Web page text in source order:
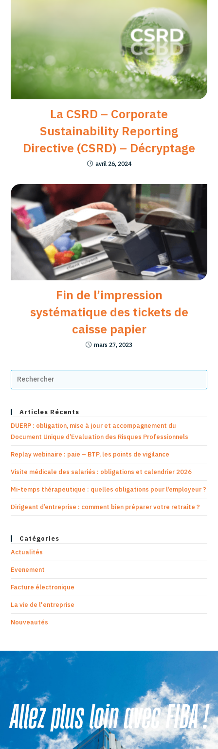
La CSRD – Corporate
Sustainability Reporting
Directive (CSRD) – Décryptage
avril 26, 2024
Fin de l’impression
systématique des tickets de
caisse papier
mars 27, 2023
Articles Récents
DUERP : obligation, mise à jour et accompagnement du
Document Unique d’Evaluation des Risques Professionnels
Replay webinaire : paie – BTP, les points de vigilance
Visite médicale des salariés : obligations et calendrier 2026
Mi-temps thérapeutique : quelles obligations pour l’employeur ?
Dirigeant d’entreprise : comment bien préparer votre retraite ?
Catégories
Actualités
Evenement
Facture électronique
La vie de l'entreprise
Nouveautés
Allez plus loin avec FIBA !